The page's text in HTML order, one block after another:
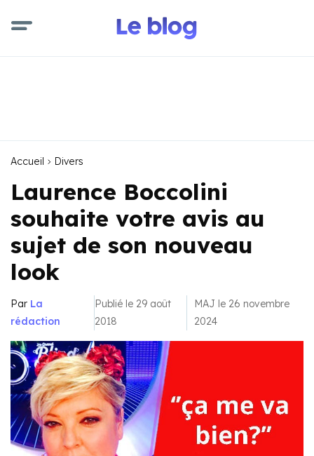
Accueil Divers
Laurence Boccolini
souhaite votre avis au
sujet de son nouveau
look
Par La
rédaction
Publié le 29 août
2018
MAJ le 26 novembre
2024